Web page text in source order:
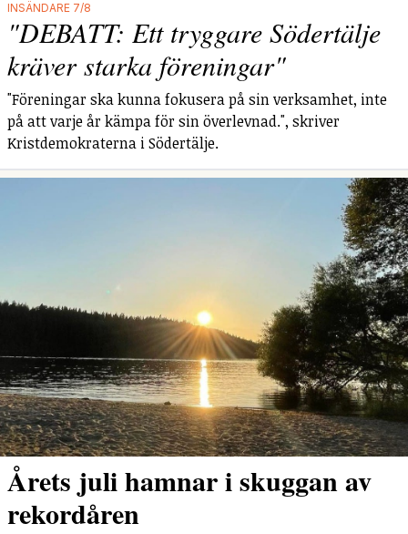
INSÄNDARE 7/8
"DEBATT: Ett tryggare Södertälje
kräver starka föreningar"
"Föreningar ska kunna fokusera på sin verksamhet, inte
på att varje år kämpa för sin överlevnad.", skriver
Kristdemokraterna i Södertälje.
Årets juli hamnar i skuggan av
rekordåren